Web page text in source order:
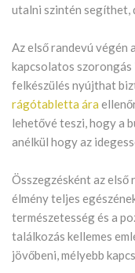
utalni szintén segíthet,
Az első randevú végén
kapcsolatos
felkészülés nyújthat
rágótabletta ára
lehetővé teszi, hogy a
anélkül hogy az
Összegzésként az
élmény teljes
természetesség és a
találkozás kellemes
jövőbeni, mélyebb